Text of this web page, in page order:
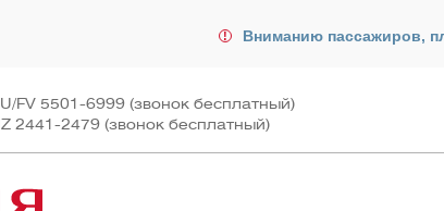
Вниманию пассажиров,
FV 5501-6999 (звонок бесплатный)
2441-2479 (звонок бесплатный)